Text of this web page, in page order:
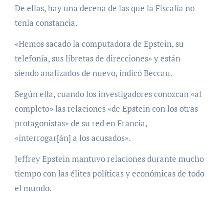
De ellas, hay una decena de las que la Fiscalía no
tenía constancia.
«Hemos sacado la computadora de Epstein, su
telefonía, sus libretas de direcciones» y están
siendo analizados de nuevo, indicó Beccau.
Según ella, cuando los investigadores conozcan «al
completo» las relaciones «de Epstein con los otras
protagonistas» de su red en Francia,
«interrogar[án] a los acusados».
Jeffrey Epstein mantuvo relaciones durante mucho
tiempo con las élites políticas y económicas de todo
el mundo.